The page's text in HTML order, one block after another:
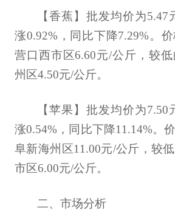
【香蕉】批发均价为
涨0.92%，同比下降7.29%。
营口西市区6.60元/公斤，较
州区4.50元/公斤。
【苹果】批发均价为
涨0.54%，同比下降11.14%。
阜新海州区11.00元/公斤，较
市区6.00元/公斤。
二、市场分析